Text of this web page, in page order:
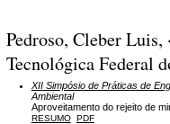
Pedroso, Cleber
Tecnológica Federal
XII Simpósio de Práticas de
Ambiental
Aproveitamento do rejeito de
RESUMO PDF